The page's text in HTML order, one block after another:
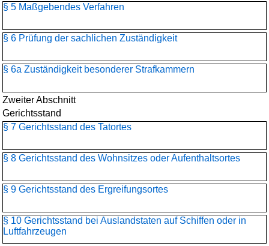
§ 5 Maßgebendes Verfahren
§ 6 Prüfung der sachlichen Zuständigkeit
§ 6a Zuständigkeit besonderer Strafkammern
Zweiter Abschnitt
Gerichtsstand
§ 7 Gerichtsstand des Tatortes
§ 8 Gerichtsstand des Wohnsitzes oder Aufenthaltsortes
§ 9 Gerichtsstand des Ergreifungsortes
§ 10 Gerichtsstand bei Auslandstaten auf Schiffen oder in
Luftfahrzeugen